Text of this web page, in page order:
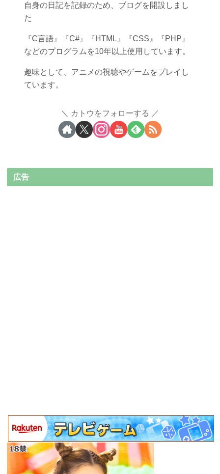
自身の日記を記録のため、ブログを開設しまし
た
『C言語』『C#』『HTML』『CSS』『PHP』
などのプログラムを10年以上使用しています。
趣味として、アニメの視聴やゲームをプレイし
ています。
カトウをフォローする
広告